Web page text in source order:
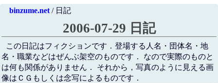
binzume.net/ 日記
2006-07-29 日記
この日記はフィクションです．登場する人名・団体名・地
名・職業などはぜんぶ架空のものです． なので実際のものと
は何も関係がありません． それから，写真のように見える画
像はＣＧもしくは念写によるものです．